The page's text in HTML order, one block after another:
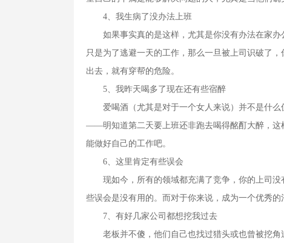
4、我生病了没办法上班
如果事实真的是这样，尤其是你没有办法在家办
只是为了逃避一天的工作，那么一旦被上司识破了
出去，就有穿帮的危险。
5、我昨天喝多了现在还有些宿醉
爱喝酒（尤其是对于一个女人来说）并不是什么
——明知道第二天要上班还非跑去喝得酩酊大醉，这
能做好自己的工作吧。
6、这里肯定有些误会
现如今，所有的领域都充满了竞争，你的上司没
些误会是没有用的。而对于你来说，成为一个优秀的
7、有好几家公司都想挖我过去
老板并不傻，他们自己也找过猎头或也曾被挖角